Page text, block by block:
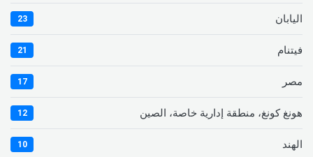
اليابان 23
فيتنام 21
مصر 17
هونغ كونغ، منطقة إدارية خاصة، الصين 12
الهند 10